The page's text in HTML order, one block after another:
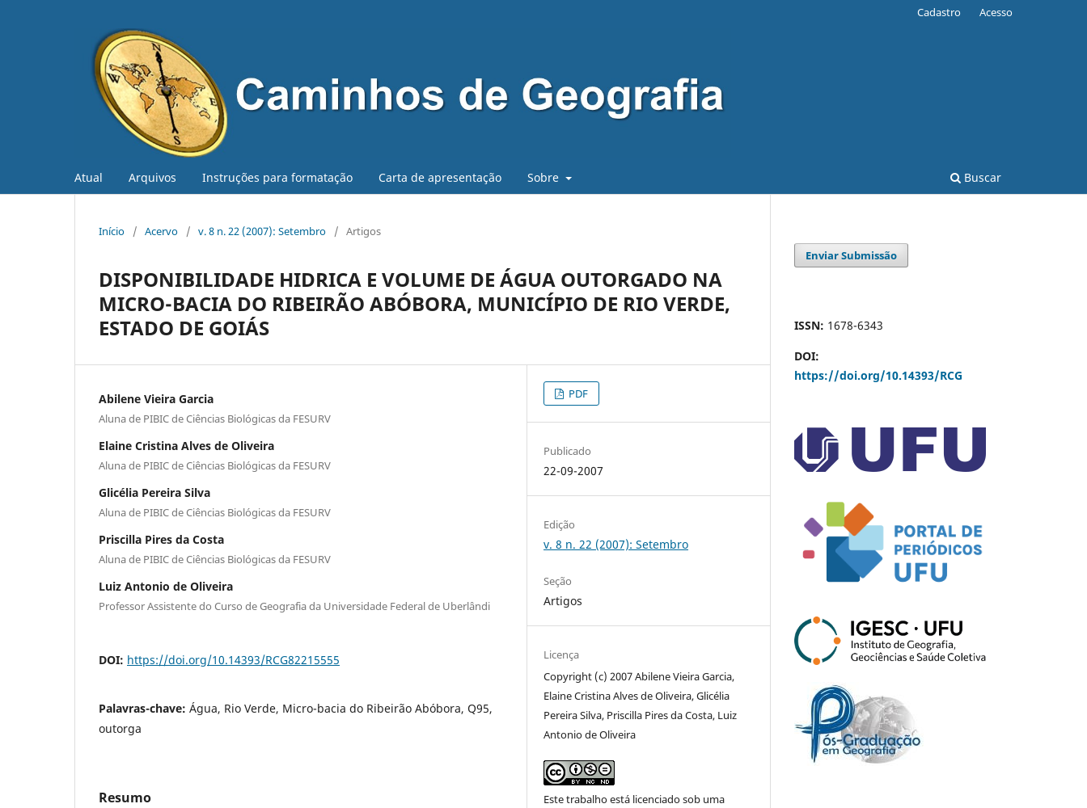
Atual Arquivos Instruções para formatação Carta de apresentação Sobre Buscar
Cadastro Acesso
Início / Acervo / v. 8 n. 22 (2007): Setembro / Artigos
DISPONIBILIDADE HIDRICA E VOLUME DE ÁGUA OUTORGADO NA
MICRO-BACIA DO RIBEIRÃO ABÓBORA, MUNICÍPIO DE RIO VERDE,
ESTADO DE GOIÁS
Abilene Vieira Garcia
Aluna de PIBIC de Ciências Biológicas da FESURV
Elaine Cristina Alves de Oliveira
Aluna de PIBIC de Ciências Biológicas da FESURV
Glicélia Pereira Silva
Aluna de PIBIC de Ciências Biológicas da FESURV
Priscilla Pires da Costa
Aluna de PIBIC de Ciências Biológicas da FESURV
Luiz Antonio de Oliveira
Professor Assistente do Curso de Geografia da Universidade Federal de Uberlândi
DOI: https://doi.org/10.14393/RCG82215555
Palavras-chave: Água, Rio Verde, Micro-bacia do Ribeirão Abóbora, Q95,
outorga
Resumo
PDF
Publicado
22-09-2007
Edição
v. 8 n. 22 (2007): Setembro
Seção
Artigos
Licença
Copyright (c) 2007 Abilene Vieira Garcia,
Elaine Cristina Alves de Oliveira, Glicélia
Pereira Silva, Priscilla Pires da Costa, Luiz
Antonio de Oliveira
Este trabalho está licenciado sob uma
Enviar Submissão
ISSN: 1678-6343
DOI:
https://doi.org/10.14393/RCG